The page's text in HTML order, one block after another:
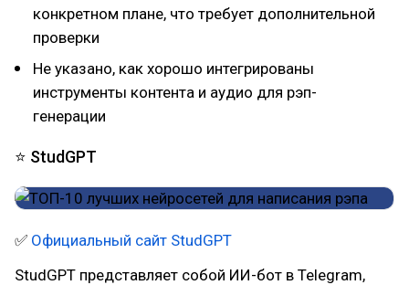
конкретном плане, что требует дополнительной
проверки
Не указано, как хорошо интегрированы
инструменты контента и аудио для рэп-
генерации
⭐ StudGPT
✅ Официальный сайт StudGPT
StudGPT представляет собой ИИ-бот в Telegram,